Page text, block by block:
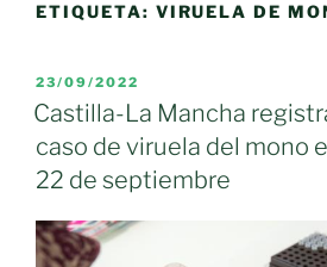
ETIQUETA: VIRUELA DE
PUBLICADO
EL
23/09/2022
Castilla-La Mancha
caso de viruela del mono
22 de septiembre